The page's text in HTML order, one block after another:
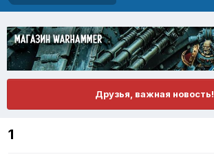
Друзья, важная новость!
1